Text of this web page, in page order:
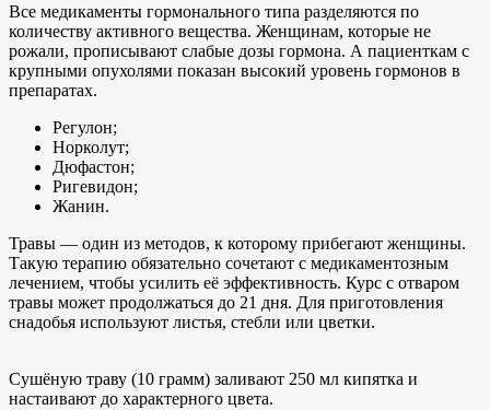
Все медикаменты гормонального типа разделяются по
количеству активного вещества. Женщинам, которые не
рожали, прописывают слабые дозы гормона. А пациенткам с
крупными опухолями показан высокий уровень гормонов в
препаратах.
Регулон;
Норколут;
Дюфастон;
Ригевидон;
Жанин.
Травы — один из методов, к которому прибегают женщины.
Такую терапию обязательно сочетают с медикаментозным
лечением, чтобы усилить её эффективность. Курс с отваром
травы может продолжаться до 21 дня. Для приготовления
снадобья используют листья, стебли или цветки.
Сушёную траву (10 грамм) заливают 250 мл кипятка и
настаивают до характерного цвета.